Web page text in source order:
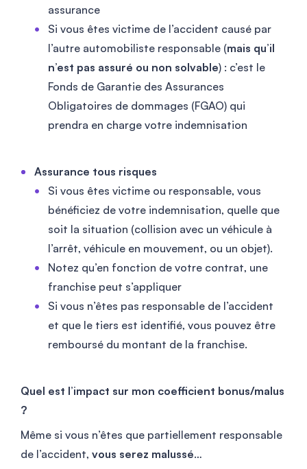
assurance
Si vous êtes victime de l’accident causé par
l’autre automobiliste responsable (mais qu’il
n’est pas assuré ou non solvable) : c’est le
Fonds de Garantie des Assurances
Obligatoires de dommages (FGAO) qui
prendra en charge votre indemnisation
Assurance tous risques
Si vous êtes victime ou responsable, vous
bénéficiez de votre indemnisation, quelle que
soit la situation (collision avec un véhicule à
l’arrêt, véhicule en mouvement, ou un objet).
Notez qu’en fonction de votre contrat, une
franchise peut s’appliquer
Si vous n’êtes pas responsable de l’accident
et que le tiers est identifié, vous pouvez être
remboursé du montant de la franchise.
Quel est l’impact sur mon coefficient bonus/malus
?
Même si vous n’êtes que partiellement responsable
de l’accident, vous serez malussé…